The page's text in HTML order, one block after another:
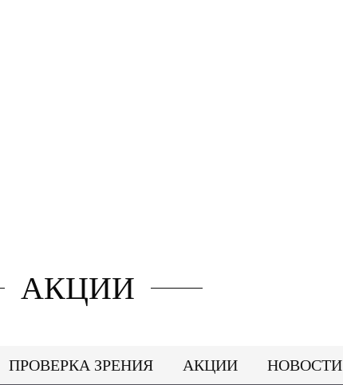
АКЦИИ
ПРОВЕРКА ЗРЕНИЯ АКЦИИ НОВОСТИ